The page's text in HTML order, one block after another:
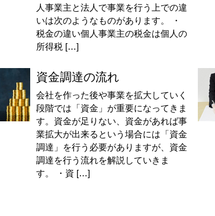
人事業主と法人で事業を行う上での違
いは次のようなものがあります。 ・
税金の違い個人事業主の税金は個人の
所得税 […]
資金調達の流れ
会社を作った後や事業を拡大していく
段階では「資金」が重要になってきま
す。資金が足りない、資金があれば事
業拡大が出来るという場合には「資金
調達」を行う必要がありますが、資金
調達を行う流れを解説していきま
す。 ・資 […]